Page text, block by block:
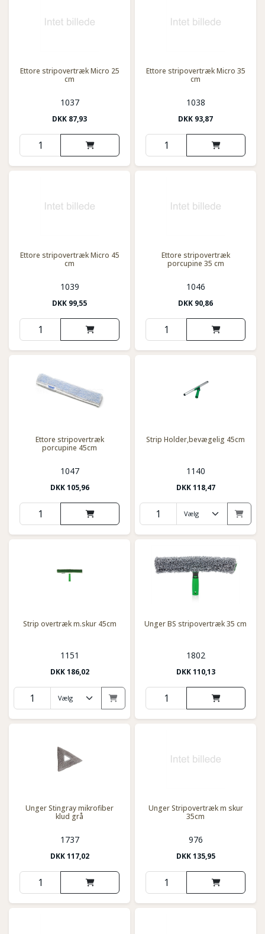
Ettore stripovertræk Micro 25
cm
1037
DKK 87,93
Ettore stripovertræk Micro 35
cm
1038
DKK 93,87
Ettore stripovertræk Micro 45
cm
1039
DKK 99,55
Ettore stripovertræk
porcupine 35 cm
1046
DKK 90,86
Ettore stripovertræk
porcupine 45cm
1047
DKK105,96
Strip Holder,bevægelig 45cm
1140
DKK118,47
Strip overtræk m.skur 45cm
1151
DKK186,02
Unger BS stripovertræk 35 cm
1802
DKK110,13
Unger Stingray mikrofiber
klud grå
1737
DKK117,02
Unger Stripovertræk m skur
35cm
976
DKK135,95